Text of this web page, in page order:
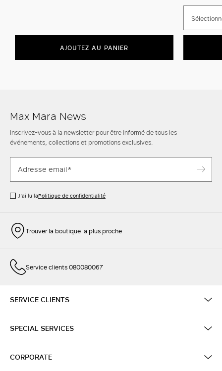
AJOUTEZ AU PANIER
Max Mara News
Inscrivez-vous à la newsletter pour être informé de tous les
événements, collections et promotions exclusives.
J’ai lu laPolitique de confidentialité
Trouver la boutique la plus proche
Service clients 080080067
SERVICE CLIENTS
SPECIAL SERVICES
CORPORATE